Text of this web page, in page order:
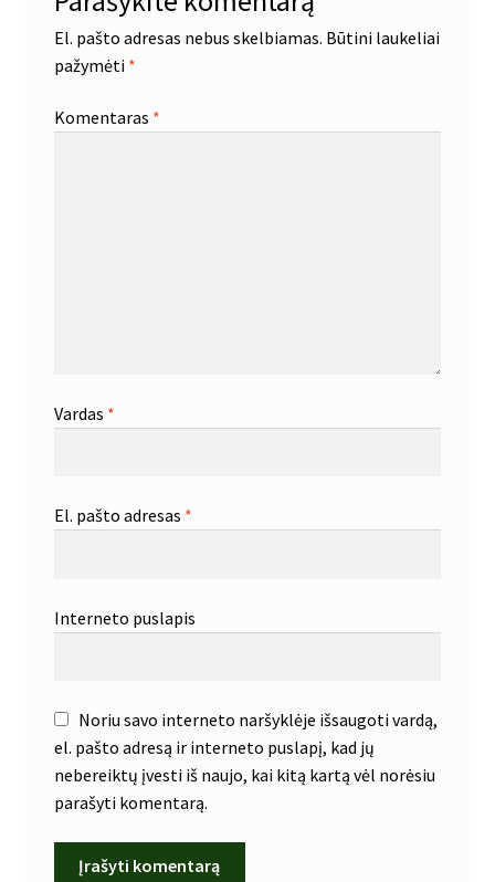
El. pašto adresas nebus skelbiamas. Būtini laukeliai
pažymėti *
Komentaras *
Vardas *
El. pašto adresas *
Interneto puslapis
Noriu savo interneto naršyklėje išsaugoti vardą,
el. pašto adresą ir interneto puslapį, kad jų
nebereiktų įvesti iš naujo, kai kitą kartą vėl norėsiu
parašyti komentarą.